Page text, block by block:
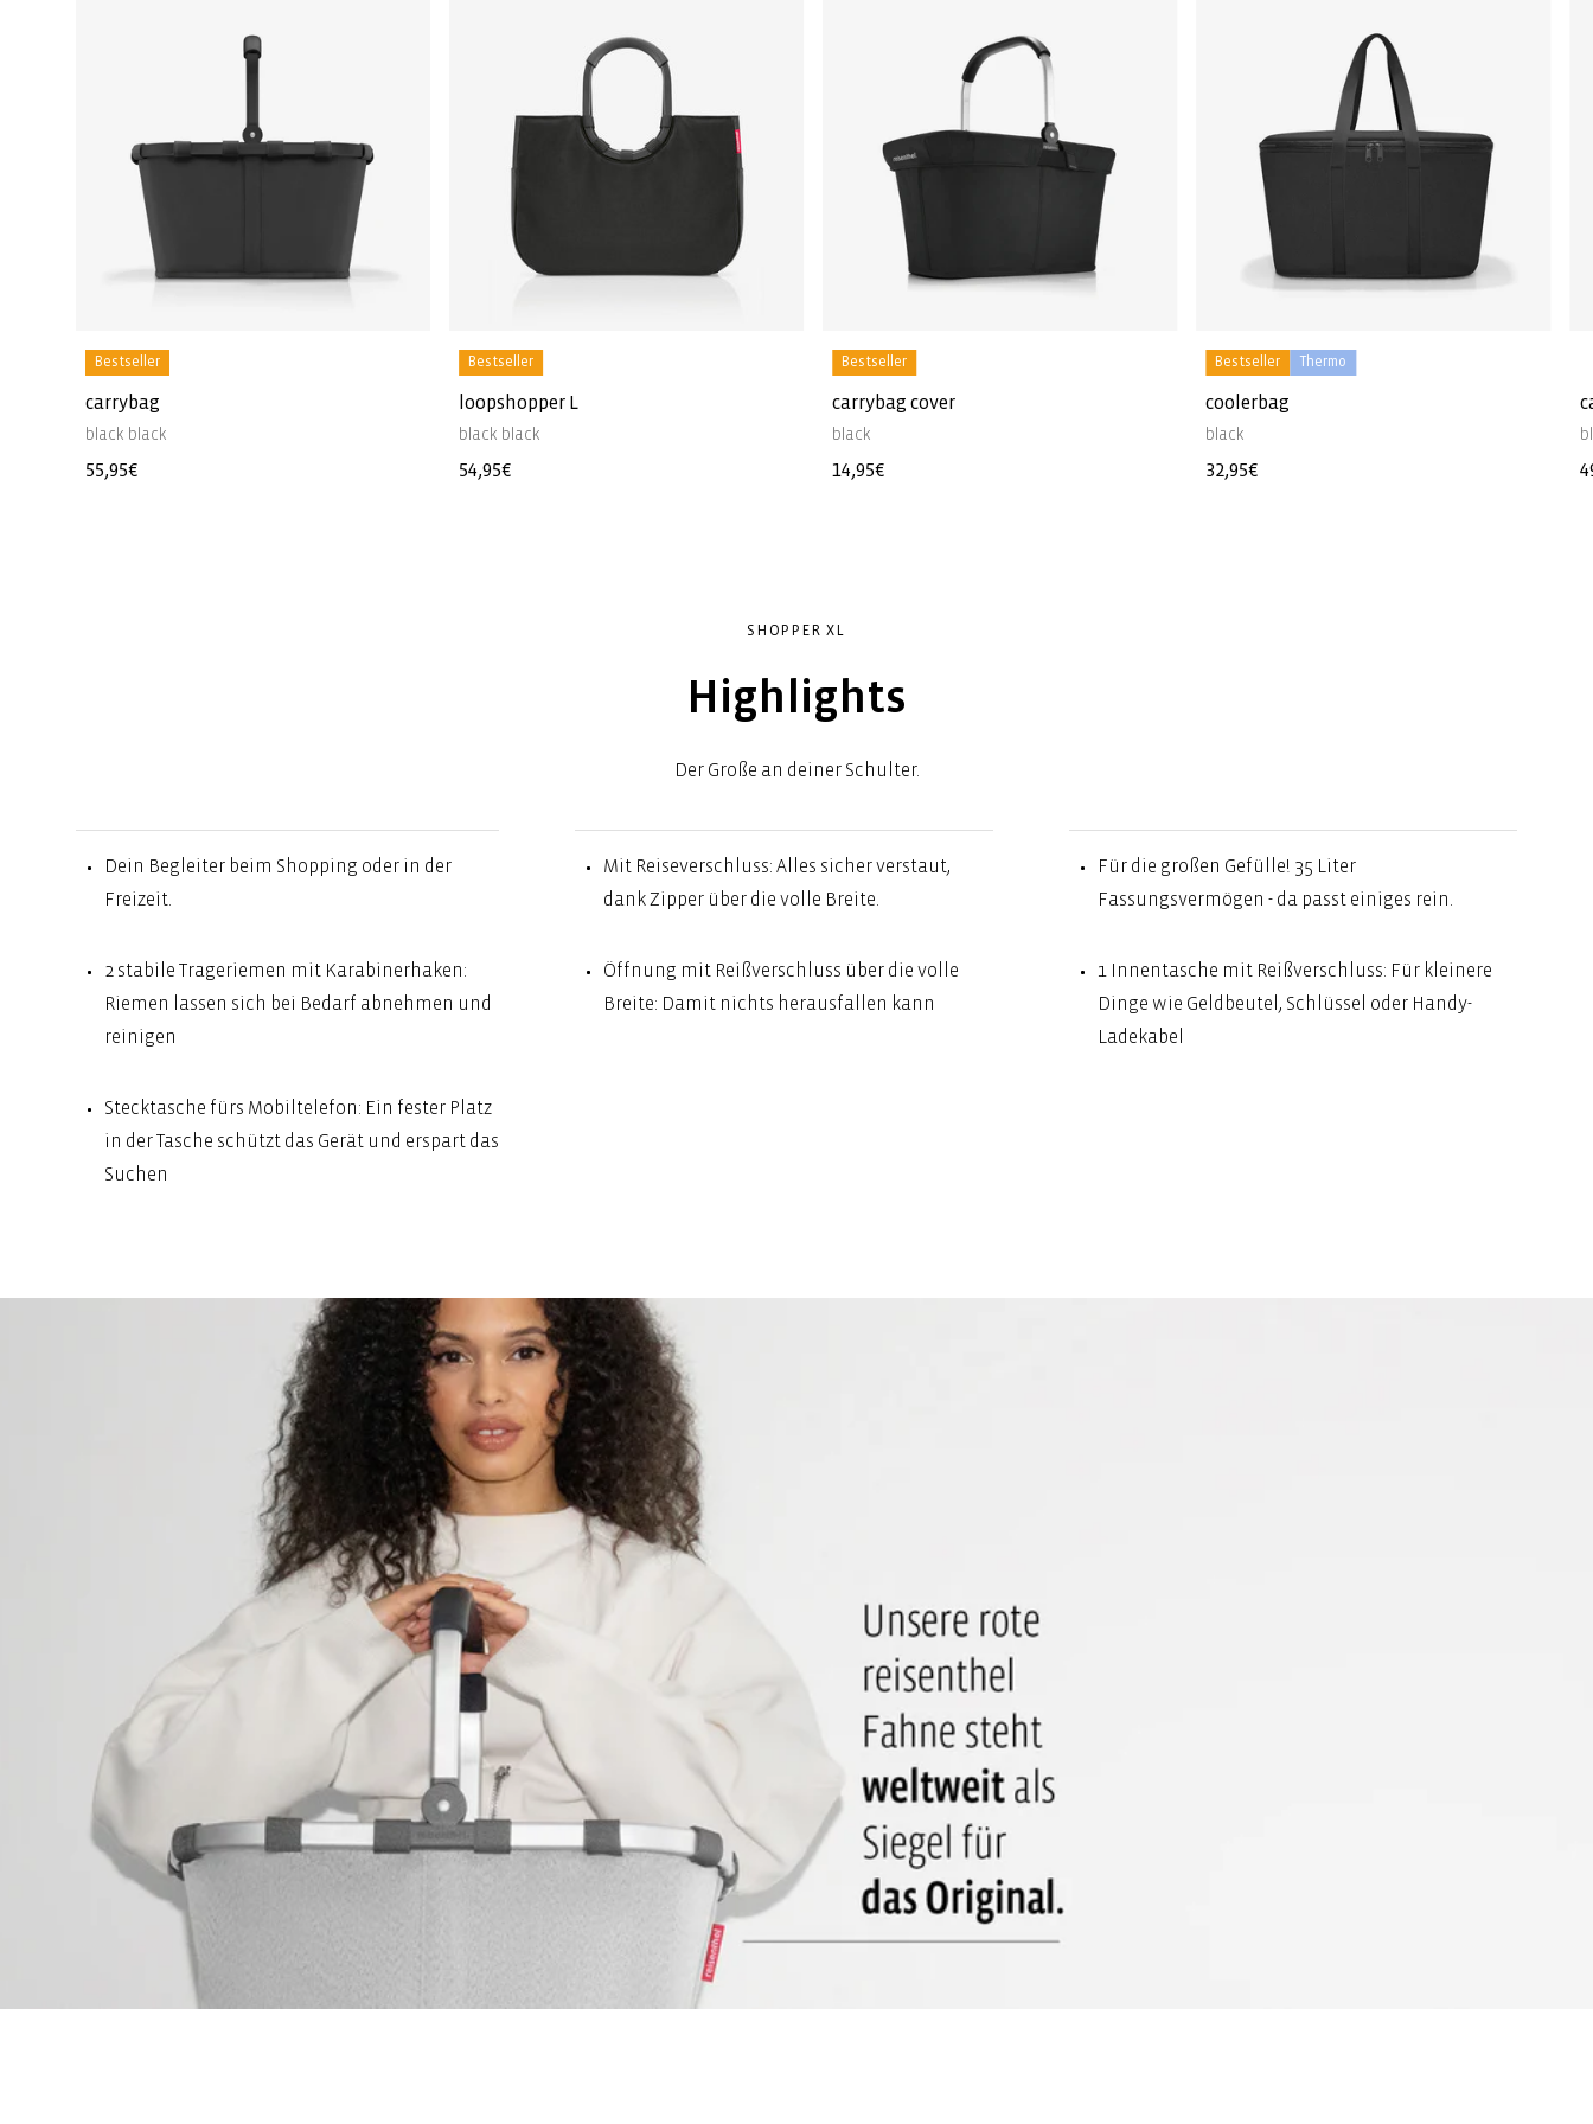
Bestseller
carrybag
black black
Normaler
55,95€
Bestseller
loopshopper L
black black
Normaler
54,95€
Bestseller
carrybag cover
black
Normaler
14,95€
Bestseller Thermo
coolerbag
black
Normaler
32,95€
SHOPPER XL
Highlights
Der Große an deiner Schulter.
Dein Begleiter beim Shopping oder in der
Freizeit.
Mit Reiseverschluss: Alles sicher verstaut,
dank Zipper über die volle Breite.
Für die großen Gefülle! 35 Liter
Fassungsvermögen - da passt einiges rein.
2 stabile Trageriemen mit Karabinerhaken:
Riemen lassen sich bei Bedarf abnehmen und
reinigen
Öffnung mit Reißverschluss über die volle
Breite: Damit nichts herausfallen kann
1 Innentasche mit Reißverschluss: Für kleinere
Dinge wie Geldbeutel, Schlüssel oder Handy-
Ladekabel
Stecktasche fürs Mobiltelefon: Ein fester Platz
in der Tasche schützt das Gerät und erspart das
Suchen